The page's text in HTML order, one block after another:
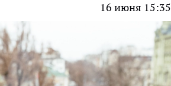
16 июня 15:35